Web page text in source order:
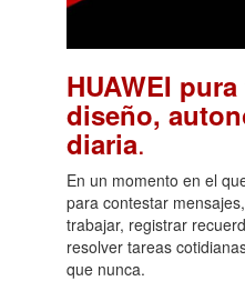
HUAWEI
diseño,
diaria.
En un momento en el
para contestar
trabajar, registrar
resolver tareas
que nunca.